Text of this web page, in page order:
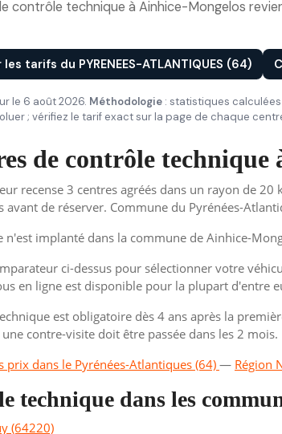
contrôle technique à Ainhice-Mongelos
tarifs du PYRENEES-ATLANTIQUES (64)
le 6 août 2026. Méthodologie : statistiques
; vérifiez le tarif exact sur la page de chaque
de contrôle
recense 3 centres agréés dans un rayon de
avant de réserver. Commune du Pyrénées-
n'est implanté dans la commune de Ainhice-
ci-dessus pour sélectionner votre
en ligne est disponible pour la plupart d'entre
est obligatoire dès 4 ans après la
contre-visite doit être passée dans les 2 mois.
prix dans le Pyrénées-Atlantiques (64) — Région
technique dans les
(64220)